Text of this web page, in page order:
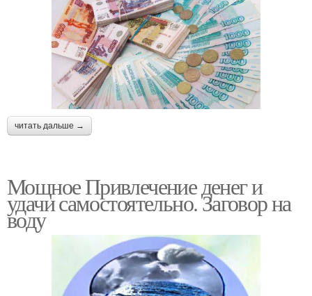
читать дальше →
Мощное Привлечение денег и
удачи самостоятельно. Заговор на
воду